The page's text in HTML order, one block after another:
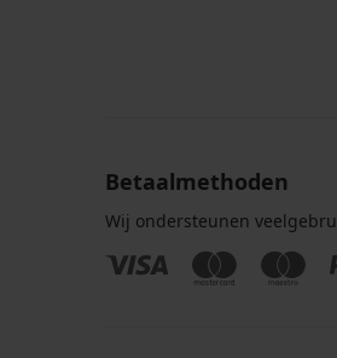
Betaalmethoden
Wij ondersteunen